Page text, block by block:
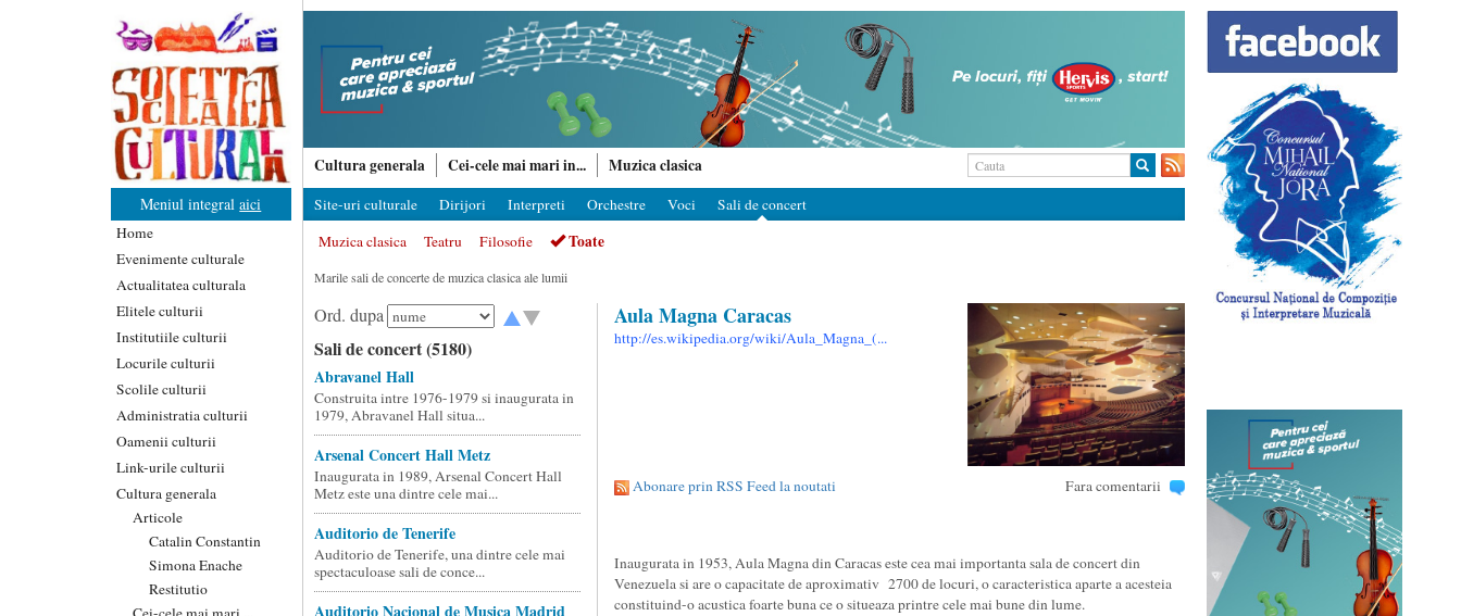
Meniul integralaici
Home
Evenimente culturale
Actualitatea culturala
Elitele culturii
Institutiile culturii
Locurile culturii
Scolile culturii
Administratia culturii
Oamenii culturii
Link-urile culturii
Cultura generala
Articole
Catalin Constantin
Simona Enache
Restitutio
Cultura generala Cei-cele mai mari in... Muzica clasica
Site-uri culturale Dirijori Interpreti Orchestre Voci
Sali de concert
Muzica clasica
Teatru Filosofie Toate
Marile sali de concerte de muzica clasica ale lumii
Ord. dupa
Sali de concert (5180)
Abravanel Hall
Construita intre 1976-1979 si inaugurata in
1979, Abravanel Hall situa...
Arsenal Concert Hall Metz
Inaugurata in 1989, Arsenal Concert Hall
Metz este una dintre cele mai...
Auditorio de Tenerife
Auditorio de Tenerife, una dintre cele mai
spectaculoase sali de conce...
Auditorio Nacional de Musica Madrid
Aula Magna Caracas
http://es.wikipedia.org/wiki/Aula_Magna_(...
Abonare prin RSS Feed la noutati Fara comentarii
Inaugurata in 1953, Aula Magna din Caracas este cea mai importanta sala de concert din
Venezuela si are o capacitate de aproximativ 2700 de locuri, o caracteristica aparte a acesteia
constituind-o acustica foarte buna ce o situeaza printre cele mai bune din lume.